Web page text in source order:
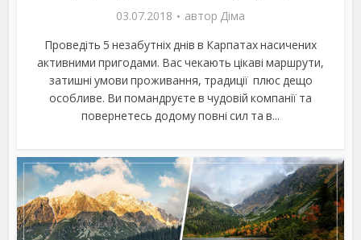
03.07.2018 автор Діма
Проведіть 5 незабутніх днів в Карпатах насичених
активними пригодами. Вас чекають цікаві маршрути,
затишні умови проживання, традиції плюс дещо
особливе. Ви помандруєте в чудовій компанії та
повернетесь додому повні сил та в...